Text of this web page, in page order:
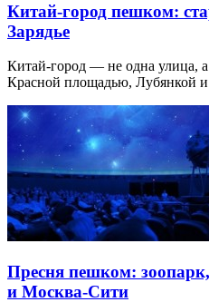
Китай-город пешком:
Зарядье
Китай-город — не одна улица,
Красной площадью, Лубянкой
Пресня пешком:
и Москва-Сити